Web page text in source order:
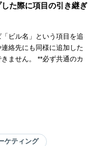
た際に項目の引き継ぎ
ビル名」という項目を追
絡先にも同様に追加した
ません。 **必ず共通のカ
ケティング